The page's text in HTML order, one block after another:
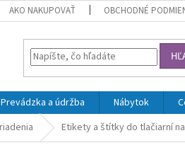
AKO NAKUPOVAŤ OBCHODNÉ
Prevádzka a údržba Nábytok
Etikety a štítky do tlačiarní